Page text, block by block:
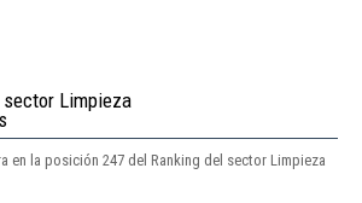
Limpieza
en la posición 247 del Ranking del sector Limpieza